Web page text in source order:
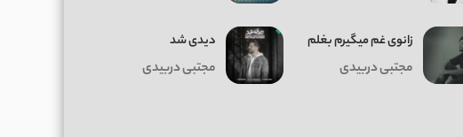
زانوی غم میگیرم بغلم
مجتبی دربیدی
دیدی شد
مجتبی دربیدی